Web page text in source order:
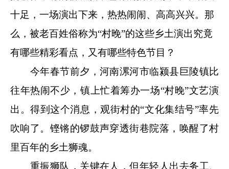
十足，一场演出下来，热热闹闹、高高兴兴。那
么，被老百姓俗称为“村晚”的这些乡土演出究竟
有哪些精彩看点，又有哪些特色节目？
今年春节前夕，河南漯河市临颍县巨陵镇比
往年热闹不少，镇上忙着筹办一场“村晚”文艺演
出。得到这个消息，观街村的“文化集结号”率先
吹响了。铿锵的锣鼓声穿透街巷院落，唤醒了村
里百年的乡土狮魂。
重振狮队，关键在人，但年轻人出去务工、